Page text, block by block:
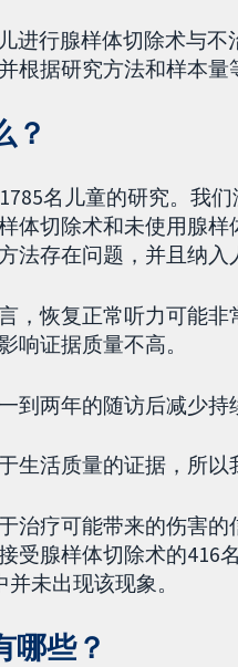
进行腺样体切除术与
根据研究方法和样本量
？
名儿童的研究。我
体切除术和未使用腺
法存在问题，并且纳入
，恢复正常听力可能
响证据质量不高。
到两年的随访后减少持
生活质量的证据，所以
治疗可能带来的伤害
受腺样体切除术的416
未出现该现象。
哪些？